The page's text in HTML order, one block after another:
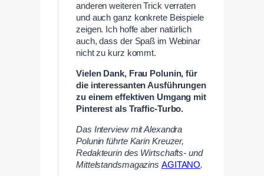
anderen weiteren Trick verraten
und auch ganz konkrete Beispiele
zeigen. Ich hoffe aber natürlich
auch, dass der Spaß im Webinar
nicht zu kurz kommt.
Vielen Dank, Frau Polunin, für
die interessanten Ausführungen
zu einem effektiven Umgang mit
Pinterest als Traffic-Turbo.
Das Interview mit Alexandra
Polunin führte Karin Kreuzer,
Redakteurin des Wirtschafts- und
Mittelstandsmagazins AGITANO.